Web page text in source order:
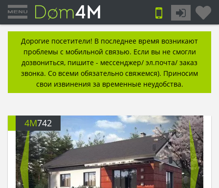
Дорогие посетители! В последнее время возникают
проблемы с мобильной связью. Если вы не смогли
дозвониться, пишите - мессенджер/ эл.почта/ заказ
звонка. Со всеми обязательно свяжемся). Приносим
свои извинения за временные неудобства.
4M742